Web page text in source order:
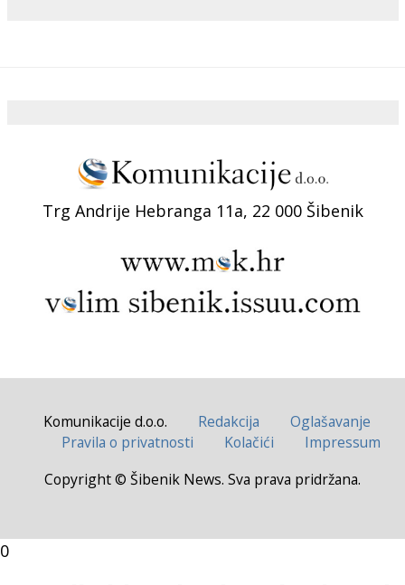
Trg Andrije Hebranga 11a, 22 000 Šibenik
Komunikacije d.o.o. Redakcija
Oglašavanje
Pravila o privatnosti
Kolačići
Impressum
Copyright © Šibenik News. Sva prava pridržana.
0